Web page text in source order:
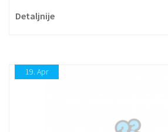
Detaljnije
19. Apr